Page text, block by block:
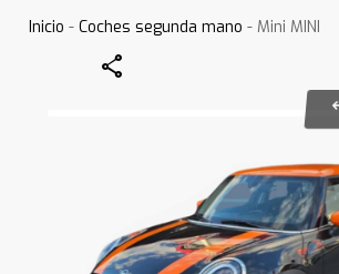
Inicio -Coches segunda mano - Mini MINI
Share